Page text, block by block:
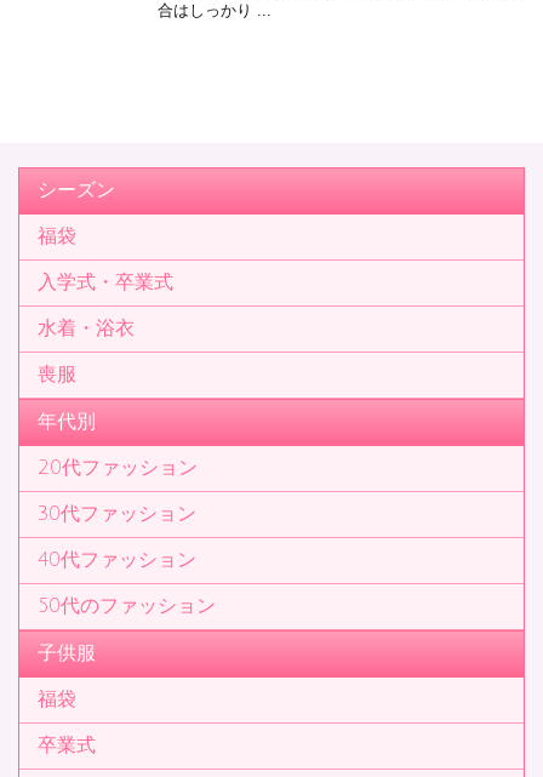
合はしっかり ...
シーズン
福袋
入学式・卒業式
水着・浴衣
喪服
年代別
20代ファッション
30代ファッション
40代ファッション
50代のファッション
子供服
福袋
卒業式